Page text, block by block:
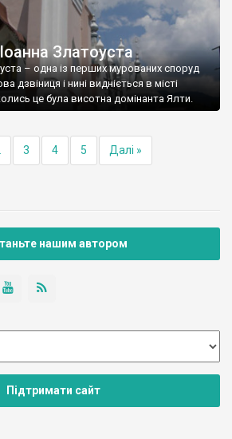
Златоуста
– одна із перших мурованих споруд
дзвіниця і нині видніється в місті
це була висотна домінанта Ялти.
3 4 5 Далі »
нашим автором
Підтримати сайт